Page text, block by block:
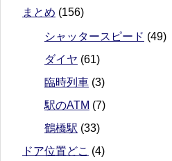
まとめ (156)
シャッタースピード (49)
ダイヤ (61)
臨時列車 (3)
駅のATM (7)
鶴橋駅 (33)
ドア位置どこ (4)